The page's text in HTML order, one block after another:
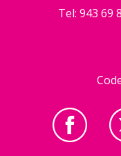
Tel: 943 69